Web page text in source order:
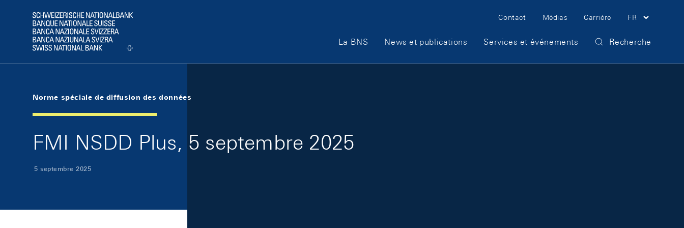
Logo
Meta Navigation
Contact Médias Carrière FR
Main Navigation
La BNS News et publications Services et événements Recherche
Norme spéciale de diffusion des données
FMI NSDD Plus, 5 septembre 2025
5 septembre 2025